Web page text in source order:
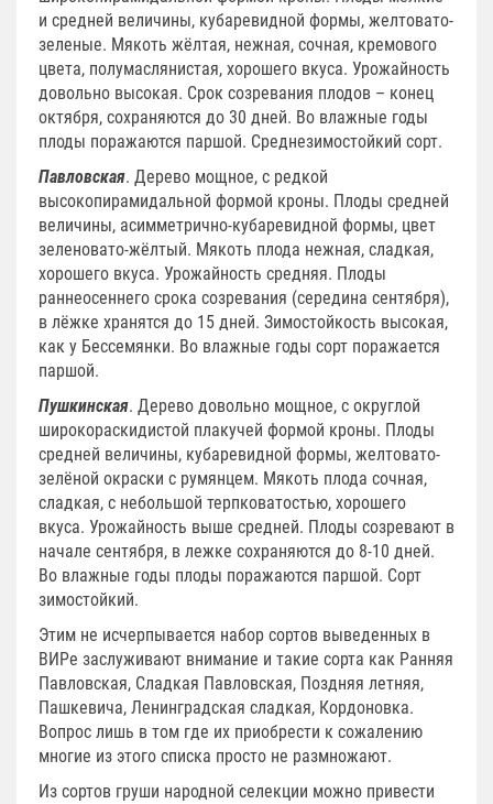
и средней величины, кубаревидной формы, желтовато-
зеленые. Мякоть жёлтая, нежная, сочная, кремового
цвета, полумаслянистая, хорошего вкуса. Урожайность
довольно высокая. Срок созревания плодов – конец
октября, сохраняются до 30 дней. Во влажные годы
плоды поражаются паршой. Среднезимостойкий сорт.
Павловская. Дерево мощное, с редкой
высокопирамидальной формой кроны. Плоды средней
величины, асимметрично-кубаревидной формы, цвет
зеленовато-жёлтый. Мякоть плода нежная, сладкая,
хорошего вкуса. Урожайность средняя. Плоды
раннеосеннего срока созревания (середина сентября),
в лёжке хранятся до 15 дней. Зимостойкость высокая,
как у Бессемянки. Во влажные годы сорт поражается
паршой.
Пушкинская. Дерево довольно мощное, с округлой
широкораскидистой плакучей формой кроны. Плоды
средней величины, кубаревидной формы, желтовато-
зелёной окраски с румянцем. Мякоть плода сочная,
сладкая, с небольшой терпковатостью, хорошего
вкуса. Урожайность выше средней. Плоды созревают в
начале сентября, в лежке сохраняются до 8-10 дней.
Во влажные годы плоды поражаются паршой. Сорт
зимостойкий.
Этим не исчерпывается набор сортов выведенных в
ВИРе заслуживают внимание и такие сорта как Ранняя
Павловская, Сладкая Павловская, Поздняя летняя,
Пашкевича, Ленинградская сладкая, Кордоновка.
Вопрос лишь в том где их приобрести к сожалению
многие из этого списка просто не размножают.
Из сортов груши народной селекции можно привести